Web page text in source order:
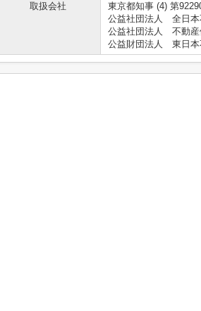
取扱会社
東京都知事 (4) 第
公益社団法人 全日本
公益社団法人 不動産
公益財団法人 東日本